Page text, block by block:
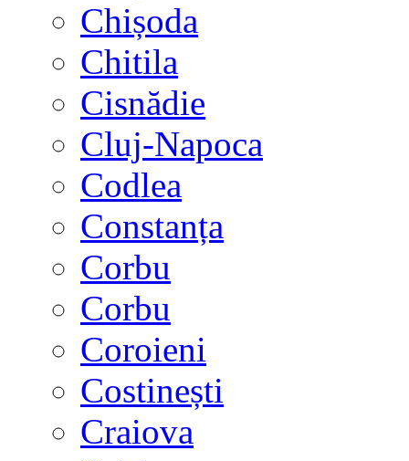
Chișoda
Chitila
Cisnădie
Cluj-Napoca
Codlea
Constanța
Corbu
Corbu
Coroieni
Costinești
Craiova